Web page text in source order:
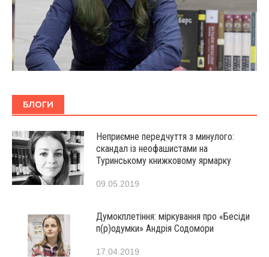
БЛОГИ
Неприємне передчуття з минулого:
скандал із неофашистами на
Туринському книжковому ярмарку
09.05.2019
Думокплетіння: міркування про «Бесіди
п(р)одумки» Андрія Содомори
17.04.2019